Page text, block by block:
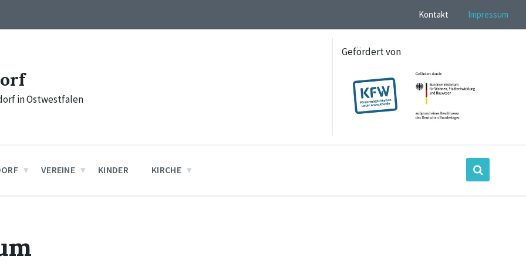
Kontakt Impressum
in Ostwestfalen
Gefördert von
VEREINE KINDER KIRCHE